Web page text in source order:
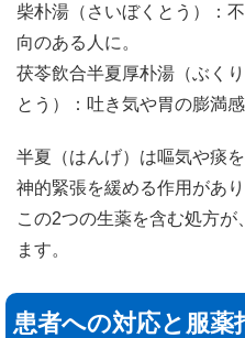
柴朴湯（さいぼくとう）：
向のある人に。
茯苓飲合半夏厚朴湯（ぶく
とう）：吐き気や胃の膨満
半夏（はんげ）は嘔気や痰
神的緊張を緩める作用があり
この2つの生薬を含む処方
ます。
患者への対応と服薬